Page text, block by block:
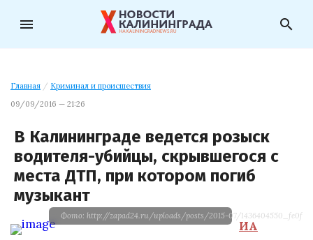
menu search
Главная / Криминал и происшествия
09/09/2016 — 21:26
В Калининграде ведется розыск
водителя-убийцы, скрывшегося с
места ДТП, при котором погиб
музыкант
Фото: http://zapad24.ru/uploads/posts/2015-07/
ИА